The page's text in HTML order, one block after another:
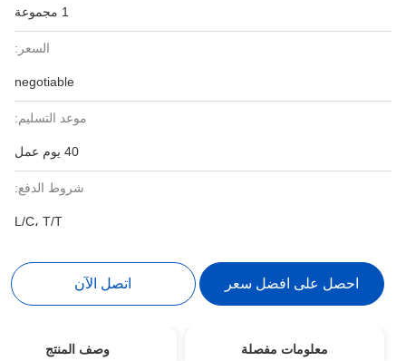
السعر:
negotiable
موعد التسليم:
40 يوم عمل
شروط الدفع:
L/C، T/T
احصل على افضل سعر اتصل الآن
معلومات مفصلة وصف المنتج